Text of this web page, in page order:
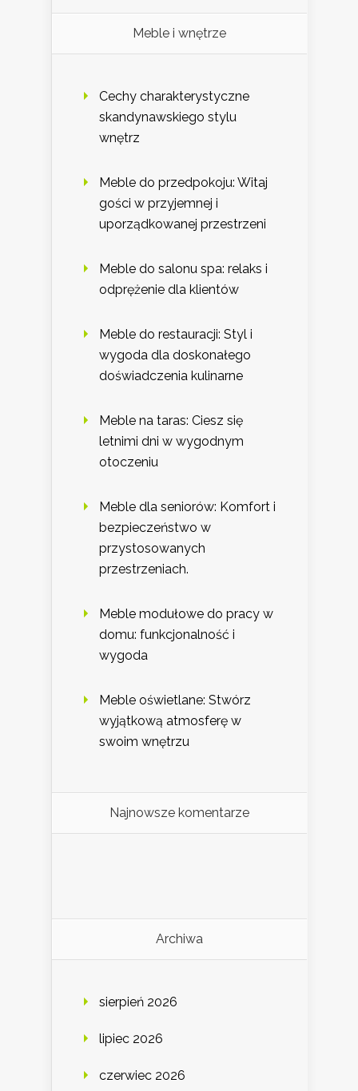
Meble i wnętrze
Cechy charakterystyczne
skandynawskiego stylu
wnętrz
Meble do przedpokoju: Witaj
gości w przyjemnej i
uporządkowanej przestrzeni
Meble do salonu spa: relaks i
odprężenie dla klientów
Meble do restauracji: Styl i
wygoda dla doskonałego
doświadczenia kulinarne
Meble na taras: Ciesz się
letnimi dni w wygodnym
otoczeniu
Meble dla seniorów: Komfort i
bezpieczeństwo w
przystosowanych
przestrzeniach.
Meble modułowe do pracy w
domu: funkcjonalność i
wygoda
Meble oświetlane: Stwórz
wyjątkową atmosferę w
swoim wnętrzu
Najnowsze komentarze
Archiwa
sierpień 2026
lipiec 2026
czerwiec 2026